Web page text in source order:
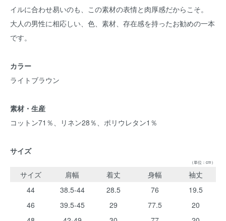
イルに合わせ易いのも、この素材の表情と肉厚感だからこそ。
大人の男性に相応しい、色、素材、存在感を持ったお勧めの一本
です。
カラー
ライトブラウン
素材・生産
コットン71％、リネン28％、ポリウレタン1％
サイズ
（単位：cm）
サイズ 肩幅 着丈 身幅
袖丈
44
38.5-44 28.5 76
19.5
46
39.5-45 29 77.5
20